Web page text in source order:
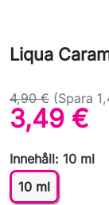
Liqua
4,90 € (Spara
3,49 €
Innehåll: 10 ml
10 ml